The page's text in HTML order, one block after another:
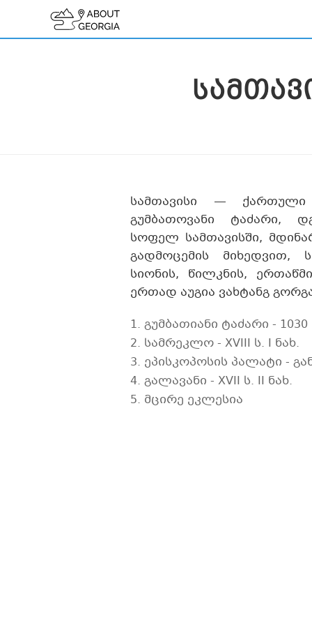
სამთავისი —
გუმბათოვანი ტაძარი,
სოფელ სამთავისში,
გადმოცემის მიხედვით,
სიონის, წილკნის,
ერთად აუგია ვახტანგ
1. გუმბათიანი ტაძარი - 1030
2. სამრეკლო - XVIII ს. I ნახ.
3. ეპისკოპოსის პალატი -
4. გალავანი - XVII ს. II ნახ.
5. მცირე ეკლესია